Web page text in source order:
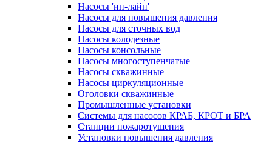
Насосы 'ин-лайн'
Насосы для повышения давления
Насосы для сточных вод
Насосы колодезные
Насосы консольные
Насосы многоступенчатые
Насосы скважинные
Насосы циркуляционные
Оголовки скважинные
Промышленные установки
Системы для насосов КРАБ, КРОТ и БРА
Станции пожаротушения
Установки повышения давления